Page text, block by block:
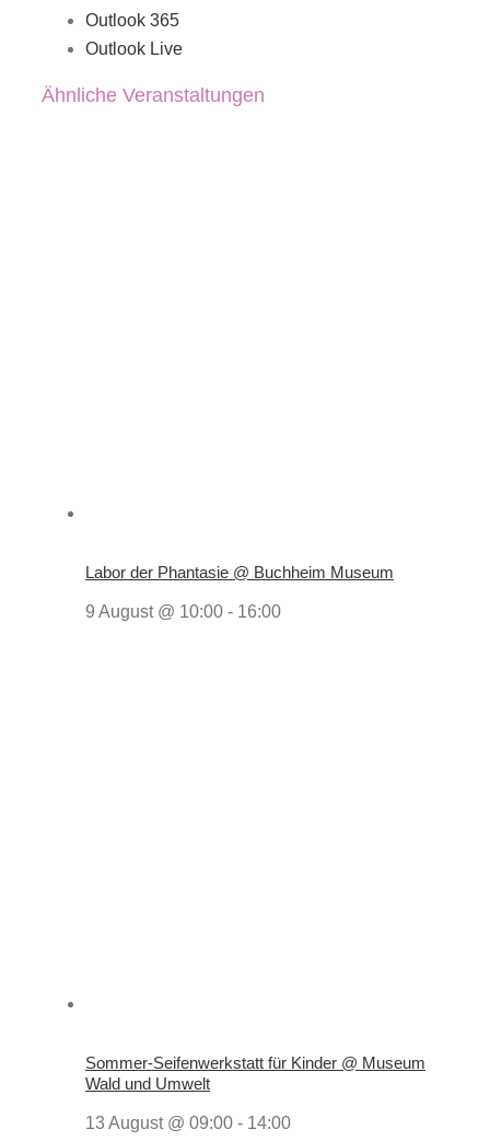
Outlook 365
Outlook Live
Ähnliche Veranstaltungen
Labor der Phantasie @ Buchheim Museum
9 August @ 10:00 - 16:00
Sommer-Seifenwerkstatt für Kinder @ Museum
Wald und Umwelt
13 August @ 09:00 - 14:00